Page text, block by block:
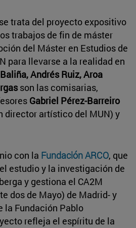
trata del proyecto expositivo
trabajos de fin de máster
del Máster en Estudios de
para llevarse a la realidad en
Andrés Ruiz, Aroa
son las comisarias,
Gabriel Pérez-Barreiro
director artístico del MUN) y
con la Fundación ARCO, que
estudio y la investigación de
y gestiona el CA2M
dos de Mayo) de Madrid- y
la Fundación Pablo
refleja el espíritu de la